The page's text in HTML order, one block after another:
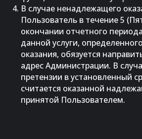
В случае ненадлежащего
Пользователь в течение 5
окончании отчетного
данной услуги,
оказания, обязуется
адрес Администрации. В
претензии в установленный
считается оказанной
принятой Пользователем.